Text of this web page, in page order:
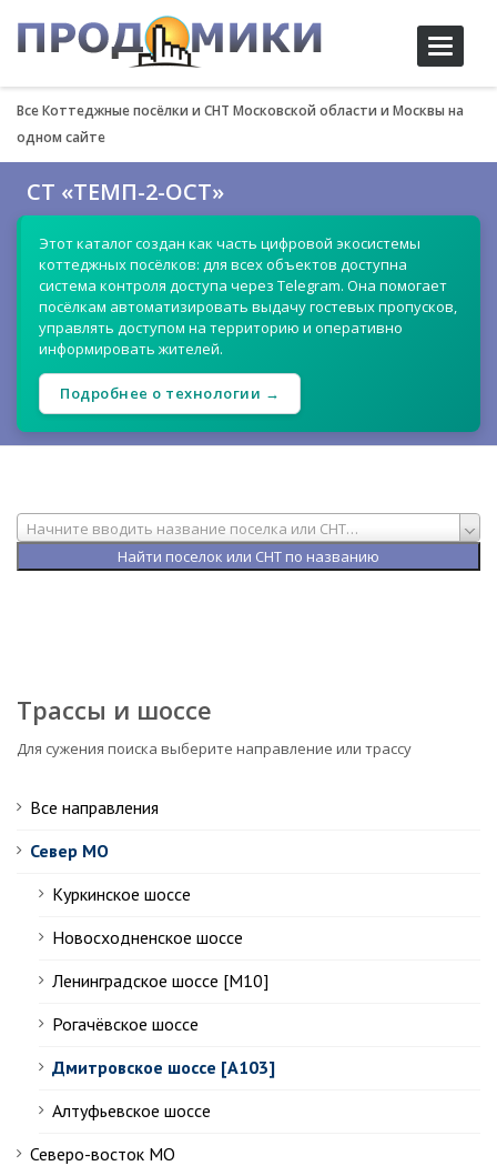
Toggle
Все Коттеджные посёлки и СНТ Московской области и Москвы на
одном сайте
СТ «ТЕМП-2-ОСТ»
Этот каталог создан как часть цифровой экосистемы
коттеджных посёлков: для всех объектов доступна
система контроля доступа через Telegram. Она помогает
посёлкам автоматизировать выдачу гостевых пропусков,
управлять доступом на территорию и оперативно
информировать жителей.
Подробнее о технологии →
Начните вводить название поселка или СНТ…
Трассы и шоссе
Для сужения поиска выберите направление или трассу
Все направления
Север МО
Куркинское шоссе
Новосходненское шоссе
Ленинградское шоссе [М10]
Рогачёвское шоссе
Дмитровское шоссе [А103]
Алтуфьевское шоссе
Северо-восток МО